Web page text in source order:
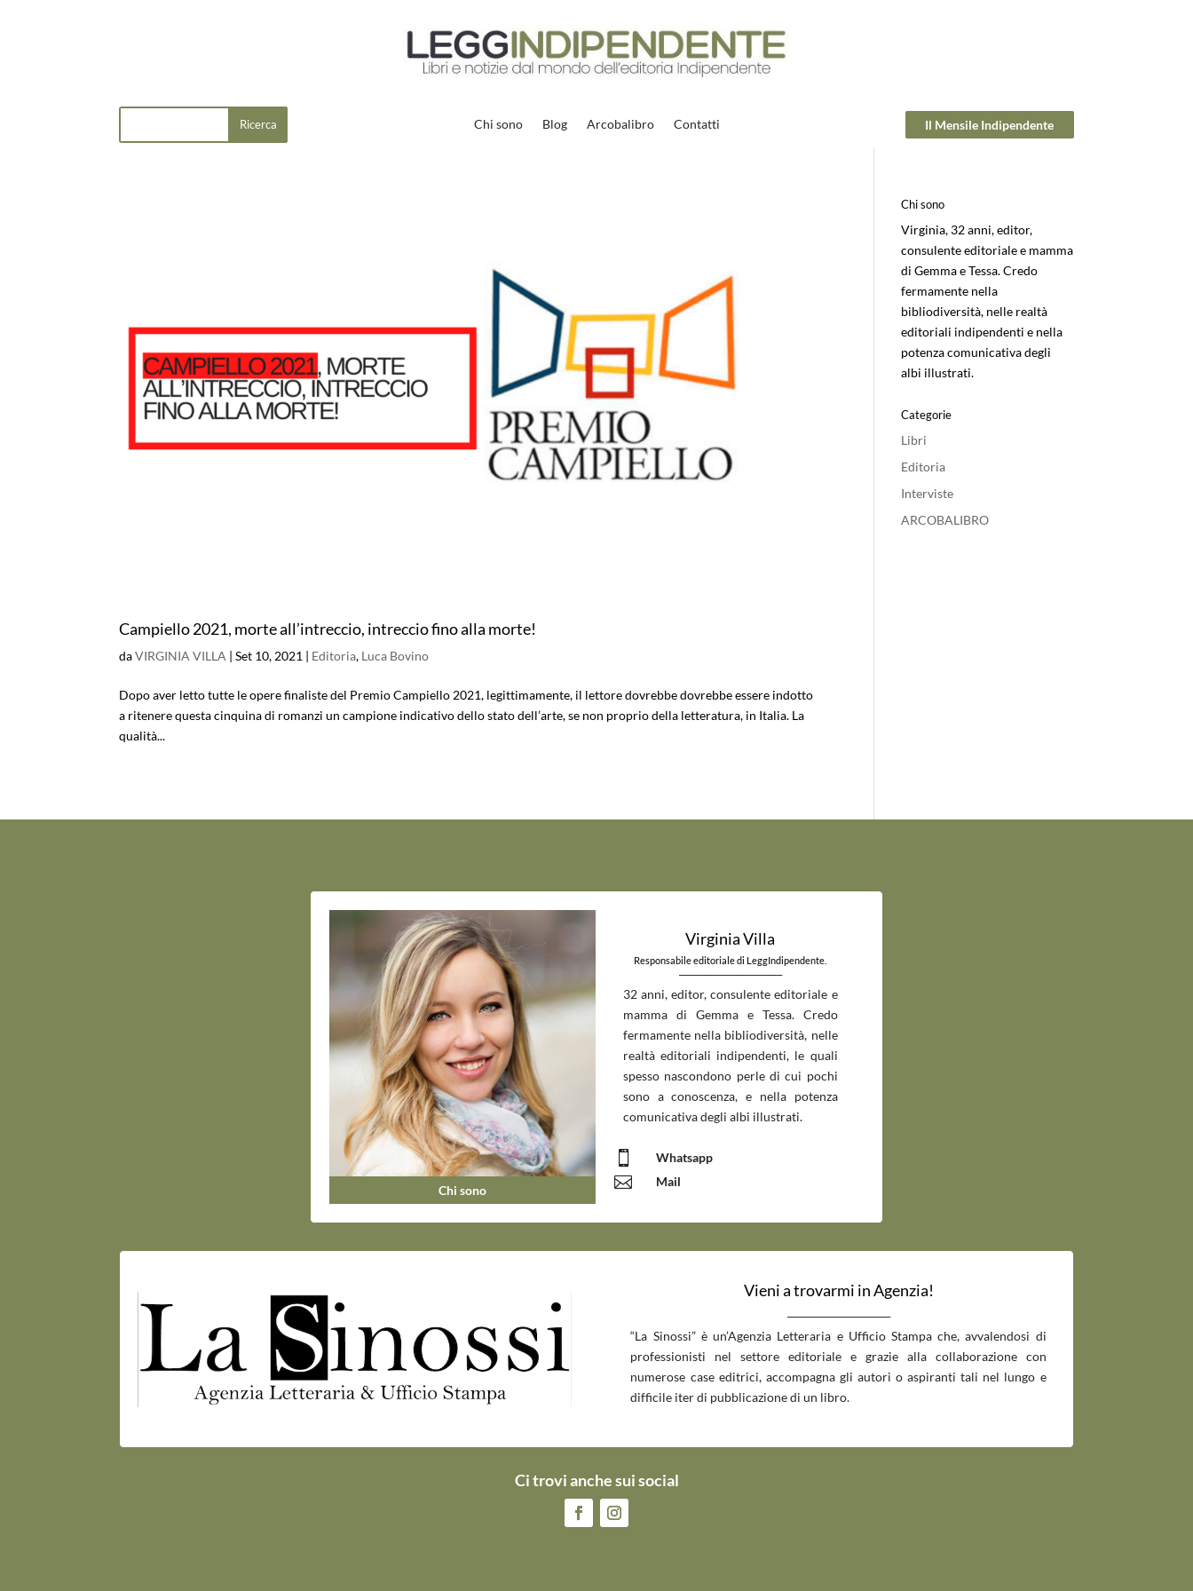
Chi sono Blog Arcobalibro Contatti Il Mensile Indipendente
Campiello 2021, morte all’intreccio, intreccio fino alla morte!
daVIRGINIA VILLA |Set 10, 2021 | Editoria, Luca Bovino
Dopo aver letto tutte le opere finaliste del Premio Campiello 2021, legittimamente, il lettore dovrebbe dovrebbe essere indotto
a ritenere questa cinquina di romanzi un campione indicativo dello stato dell’arte, se non proprio della letteratura, in Italia. La
qualità...
Chi sono
Virginia, 32 anni, editor,
consulente editoriale e mamma
di Gemma e Tessa. Credo
fermamente nella
bibliodiversità, nelle realtà
editoriali indipendenti e nella
potenza comunicativa degli
albi illustrati.
Categorie
Libri
Editoria
Interviste
ARCOBALIBRO
Chi sono
Virginia Villa
Responsabile editoriale di LeggIndipendente.
32 anni, editor, consulente editoriale e
mamma di Gemma e Tessa. Credo
fermamente nella bibliodiversità, nelle
realtà editoriali indipendenti, le quali
spesso nascondono perle di cui pochi
sono a conoscenza, e nella potenza
comunicativa degli albi illustrati.
 Whatsapp
 Mail
Vieni a trovarmi in Agenzia!
“La Sinossi” è un’Agenzia Letteraria e Ufficio Stampa che, avvalendosi di
professionisti nel settore editoriale e grazie alla collaborazione con
numerose case editrici, accompagna gli autori o aspiranti tali nel lungo e
difficile iter di pubblicazione di un libro.
Ci trovi anche sui social